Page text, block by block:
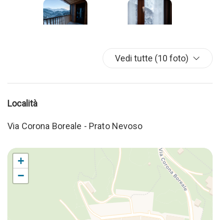
Vedi tutte (10 foto)
Località
Via Corona Boreale - Prato Nevoso
+
−